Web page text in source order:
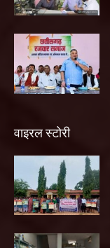
वाइरल स्टोरी